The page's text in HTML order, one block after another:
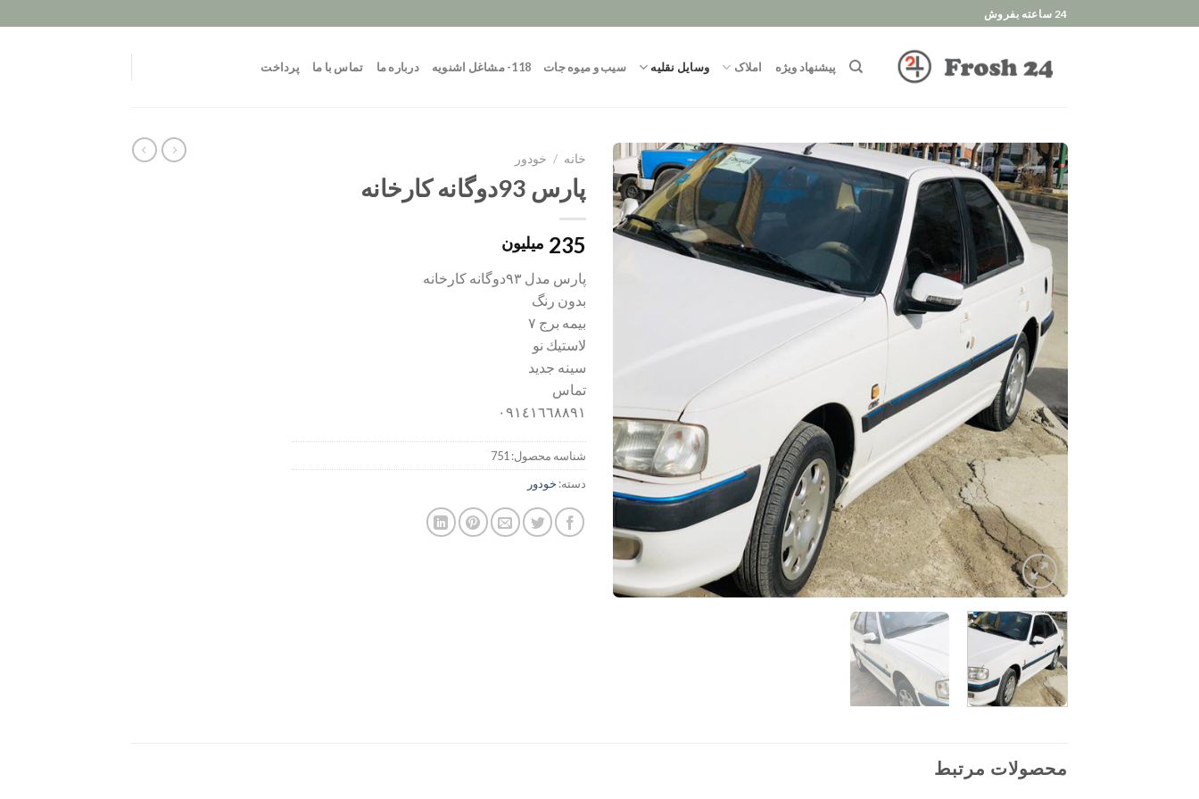
to
24 ساعته بفروش
پیشنهاد ویژه املاک وسایل نقلیه سیب و میوه جات 118- مشاغل اشنویه درباره ما تماس با ما پرداخت
خانه / خودور
پارس 93دوگانه کارخانه
235 میلیون
پارس مدل ٩٣دوگانه كارخانه
بدون رنگ
بيمه برج ٧
لاستيك نو
سينه جديد
تماس
٠٩١٤١٦٦٨٨٩١
شناسه محصول: 751
دسته: خودور
محصولات مرتبط